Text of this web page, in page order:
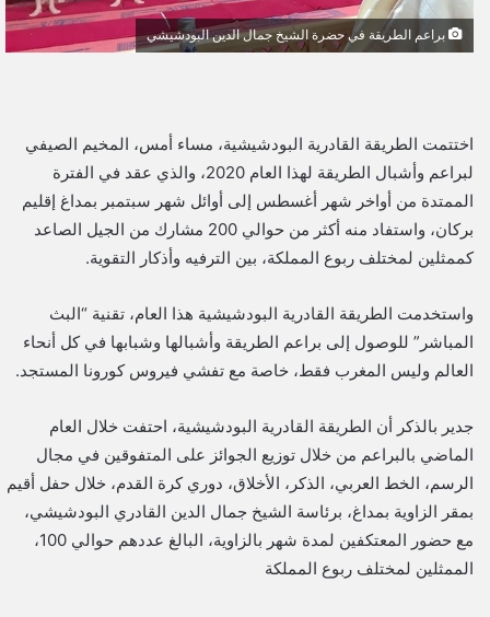
ل
ك
ن
ي
ا
براعم الطريقة في حضرة الشيخ جمال الدين البودشيشي
اختتمت الطريقة القادرية البودشيشية، مساء أمس، المخيم الصيفي
لبراعم وأشبال الطريقة لهذا العام 2020، والذي عقد في الفترة
الممتدة من أواخر شهر أغسطس إلى أوائل شهر سبتمبر بمداغ إقليم
بركان، واستفاد منه أكثر من حوالي 200 مشارك من الجيل الصاعد
كممثلين لمختلف ربوع المملكة، بين الترفيه وأذكار التقوية.
واستخدمت الطريقة القادرية البودشيشية هذا العام، تقنية “البث
المباشر” للوصول إلى براعم الطريقة وأشبالها وشبابها في كل أنحاء
العالم وليس المغرب فقط، خاصة مع تفشي فيروس كورونا المستجد.
جدير بالذكر أن الطريقة القادرية البودشيشية، احتفت خلال العام
الماضي بالبراعم من خلال توزيع الجوائز على المتفوقين في مجال
الرسم، الخط العربي، الذكر، الأخلاق، دوري كرة القدم، خلال حفل أقيم
بمقر الزاوية بمداغ، برئاسة الشيخ جمال الدين القادري البودشيشي،
مع حضور المعتكفين لمدة شهر بالزاوية، البالغ عددهم حوالي 100،
الممثلين لمختلف ربوع المملكة